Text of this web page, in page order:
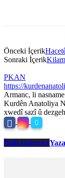
Önceki İçerik
Sonraki İçerik
PKAN
https://
Armanc, li
Kurdên Anatoliya
xwedî sazî û
İlgili Haberler